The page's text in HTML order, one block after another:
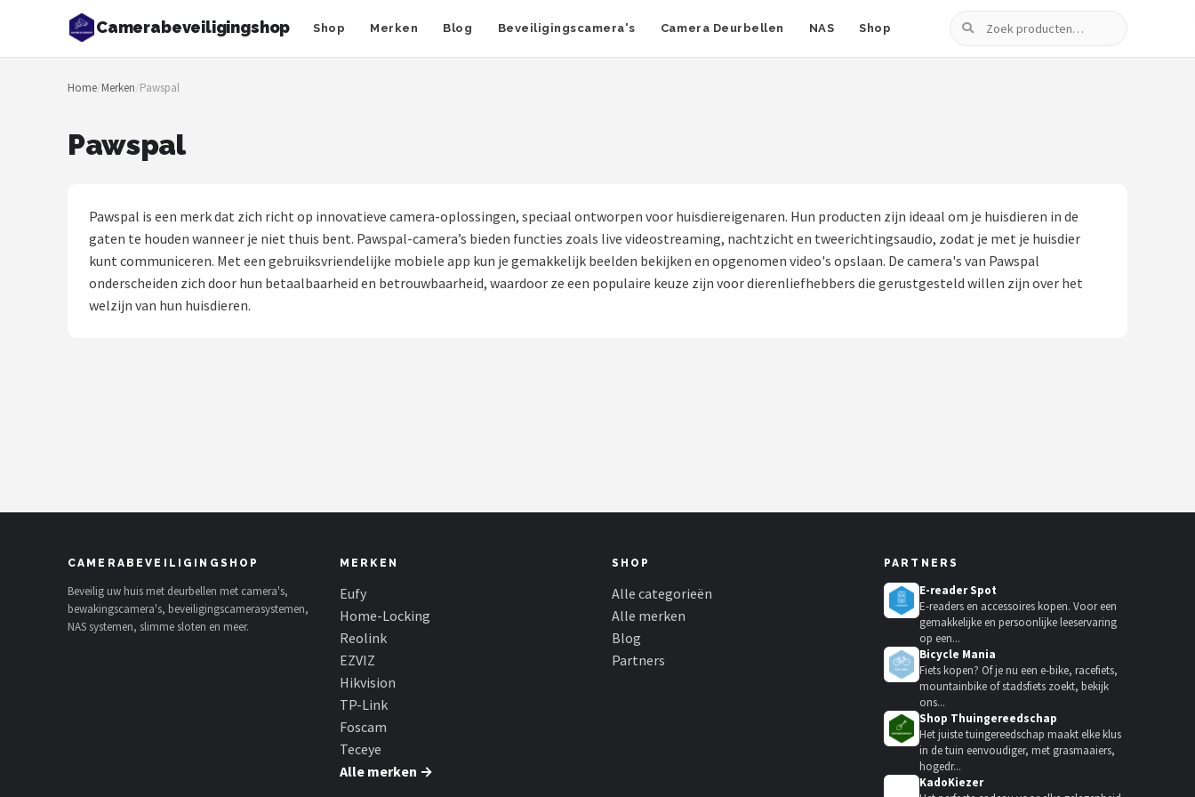
Camerabeveiligingshop Shop Merken Blog Beveiligingscamera's Camera Deurbellen NAS Shop
Zoeken
Zoeken
NAVIGATIE
Beveiligingscamera's
Camera Deurbellen
EZVIZ
Hikvision
Home/Merken/Pawspal
Pawspal
Pawspal is een merk dat zich richt op innovatieve camera-oplossingen, speciaal ontworpen voor huisdiereigenaren. Hun producten zijn ideaal om je huisdieren in de
gaten te houden wanneer je niet thuis bent. Pawspal-camera’s bieden functies zoals live videostreaming, nachtzicht en tweerichtingsaudio, zodat je met je huisdier
kunt communiceren. Met een gebruiksvriendelijke mobiele app kun je gemakkelijk beelden bekijken en opgenomen video's opslaan. De camera's van Pawspal
onderscheiden zich door hun betaalbaarheid en betrouwbaarheid, waardoor ze een populaire keuze zijn voor dierenliefhebbers die gerustgesteld willen zijn over het
welzijn van hun huisdieren.
CAMERABEVEILIGINGSHOP
Beveilig uw huis met deurbellen met camera's,
bewakingscamera's, beveiligingscamerasystemen,
NAS systemen, slimme sloten en meer.
MERKEN
Eufy
Home-Locking
Reolink
EZVIZ
Hikvision
TP-Link
Foscam
Teceye
Alle merken →
SHOP
Alle categorieën
Alle merken
Blog
Partners
PARTNERS
E-reader Spot
E-readers en accessoires kopen. Voor een
gemakkelijke en persoonlijke leeservaring
op een...
Bicycle Mania
Fiets kopen? Of je nu een e-bike, racefiets,
mountainbike of stadsfiets zoekt, bekijk
ons...
Shop Thuingereedschap
Het juiste tuingereedschap maakt elke klus
in de tuin eenvoudiger, met grasmaaiers,
hogedr...
KadoKiezer